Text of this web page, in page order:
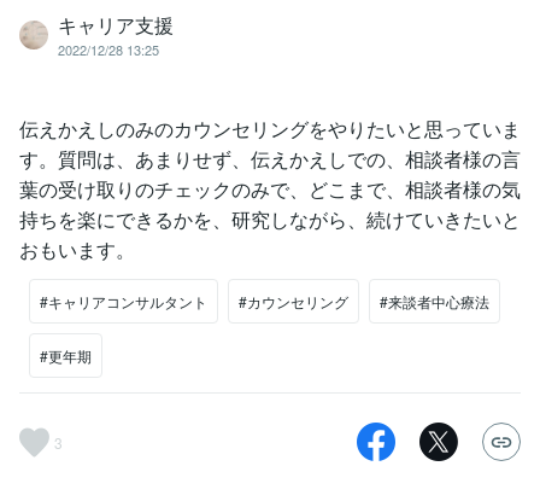
キャリア支援
2022/12/28 13:25
伝えかえしのみのカウンセリングをやりたいと思っていま
す。質問は、あまりせず、伝えかえしでの、相談者様の言
葉の受け取りのチェックのみで、どこまで、相談者様の気
持ちを楽にできるかを、研究しながら、続けていきたいと
おもいます。
#キャリアコンサルタント #カウンセリング #来談者中心療法
#更年期
3